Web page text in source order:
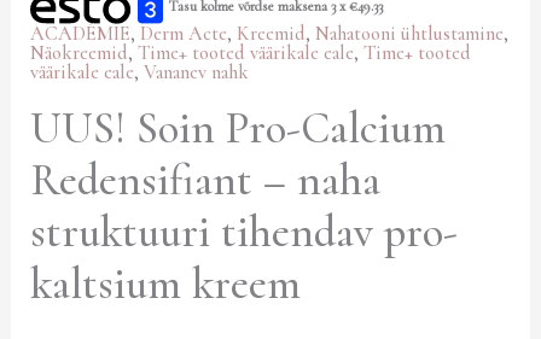
Tasu kolme võrdse maksena 3 x€49.33
ACADÉMIE, Derm Acte, Kreemid, Nahatooni ühtlustamine,
Näokreemid,Time+ tooted väärikale eale,Time+ tooted
väärikale eale,Vananev nahk
UUS! Soin Pro-Calcium
Redensifiant – naha
struktuuri tihendav pro-
kaltsium kreem